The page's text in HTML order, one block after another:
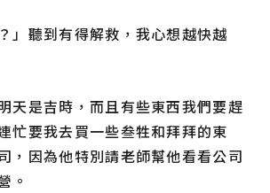
」聽到有得解救，我心想越快越
天是吉時，而且有些東西我們要趕
忙要我去買一些叁牲和拜拜的東
，因為他特別請老師幫他看看公司
。